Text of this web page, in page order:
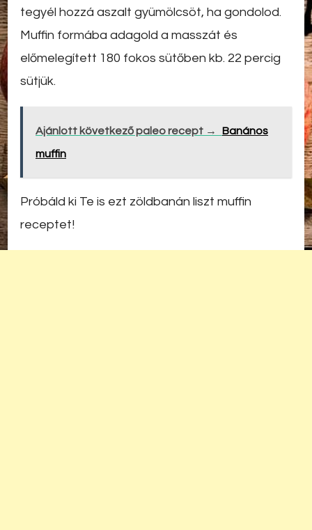
tegyél hozzá aszalt gyümölcsöt, ha gondolod.
Muffin formába adagold a masszát és
előmelegített 180 fokos sütőben kb. 22 percig
sütjük.
Ajánlott következő paleo recept → Banános
muffin
Próbáld ki Te is ezt zöldbanán liszt muffin
receptet!